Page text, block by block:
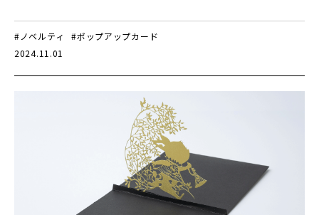
#ノベルティ
#ポップアップカード
2024.11.01